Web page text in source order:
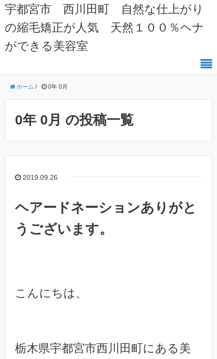
宇都宮市 西川田町 自然な仕上がり
の縮毛矯正が人気 天然１００％ヘナ
ができる美容室
ホーム / 0年 0月
0年 0月 の投稿一覧
2019.09.26
ヘアードネーションありがと
うございます。
こんにちは、
栃木県宇都宮市西川田町にある美